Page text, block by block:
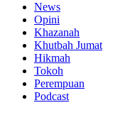
News
Opini
Khazanah
Khutbah Jumat
Hikmah
Tokoh
Perempuan
Podcast